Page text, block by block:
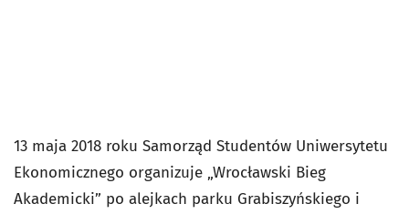
13 maja 2018 roku Samorząd Studentów Uniwersytetu
Ekonomicznego organizuje „Wrocławski Bieg
Akademicki” po alejkach parku Grabiszyńskiego i